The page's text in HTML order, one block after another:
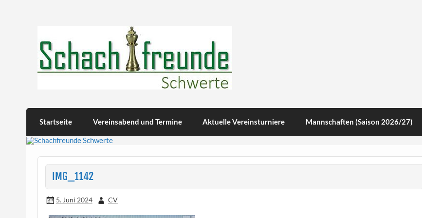
Schachfreunde Schwerte
Herzlich willkommen!
Startseite Vereinsabend und Termine Aktuelle Vereinsturniere Mannschaften (Saison 2026/27)
IMG_1142
5. Juni 2024 CV